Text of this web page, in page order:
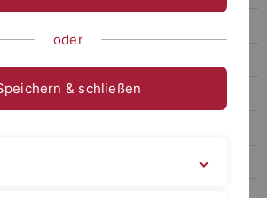
oder
& schließen